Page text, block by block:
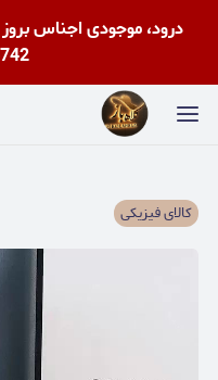
درود، موجودی اجناس
کالای فیزیکی